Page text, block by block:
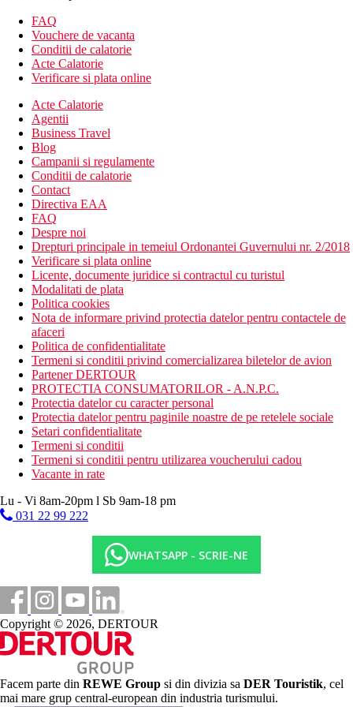
baruri
cafenea
piscina (sezlonguri si umbrele gratuite; prosoape la un
depozit)
terasa la soare
colt de internet (contra cost)
Descrierea plajei
plaja nisipoasa cu pietricele
sezlonguri si umbrele contra cost
Activitati sportive gratuite
programe de seara (neregulate)
fitness
cada cu hidromasaj
Activitati sportive contra cost
teren de tenis
sauna
baie de aburi
sporturi acvatice pe plaja
Dieta
All Inclusive: 11:00-23:00; include mic dejun tip bufet si
cina; pranzuri `la carte; gustari usoare in timpul zilei;
gustari de noapte; bauturi racoritoare nelimitate si bauturi
alcoolice locale.
Categoria oficiala
3 stele
Site web
https://www.tsokkos.com/hotel/Antigoni-Hotel/
Centrul orasului
65 km
Distanta de cel mai apropiat aeroport
350 m
Distanta pana la plaja
FAQ
Vouchere de vacanta
Conditii de calatorie
Acte Calatorie
Verificare si plata online
Acte Calatorie
Agentii
Business Travel
Blog
Campanii si regulamente
Conditii de calatorie
Contact
Directiva EAA
FAQ
Despre noi
Drepturi principale in temeiul Ordonantei Guvernului nr. 2/2018
Verificare si plata online
Licente, documente juridice si contractul cu turistul
Modalitati de plata
Politica cookies
Nota de informare privind protectia datelor pentru contactele de
afaceri
Politica de confidentialitate
Termeni si conditii privind comercializarea biletelor de avion
Partener DERTOUR
PROTECTIA CONSUMATORILOR - A.N.P.C.
Protectia datelor cu caracter personal
Protectia datelor pentru paginile noastre de pe retelele sociale
Setari confidentialitate
Termeni si conditii
Termeni si conditii pentru utilizarea voucherului cadou
Vacante in rate
Lu - Vi 8am-20pm l Sb 9am-18 pm
031 22 99 222
WHATSAPP - SCRIE-NE
Copyright © 2026, DERTOUR
Facem parte din REWE Group si din divizia sa DER Touristik, cel
mai mare grup central-european din industria turismului.